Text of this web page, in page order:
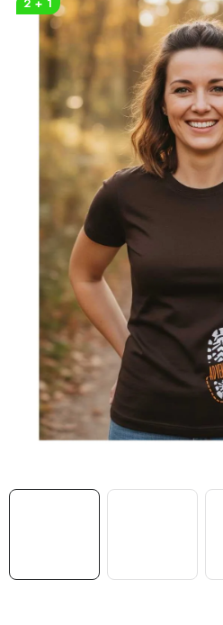
VLASTNÍ MOTIV
TRIČKA
MIKINY
OKAMŽITĚ K ODBĚRU
MÁM SRDCE POMÁHÁM
VÁNOCE
PROVIZNÍ SYSTÉM
O nás Časté otázky
Obchodní podmínky